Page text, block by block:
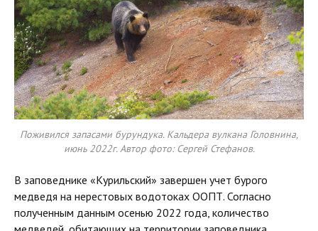
Поживился запасами бурундука. Кальдера вулкана Головнина,
июнь 2022г. Автор фото: Сергей Стефанов.
В заповеднике «Курильский» завершен учет бурого
медведя на нерестовых водотоках ООПТ. Согласно
полученным данным осенью 2022 года, количество